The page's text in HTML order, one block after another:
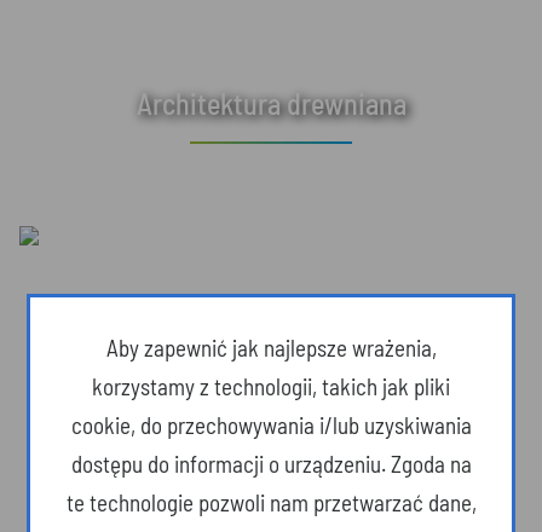
Architektura drewniana
Aby zapewnić jak najlepsze wrażenia,
korzystamy z technologii, takich jak pliki
cookie, do przechowywania i/lub uzyskiwania
dostępu do informacji o urządzeniu. Zgoda na
te technologie pozwoli nam przetwarzać dane,